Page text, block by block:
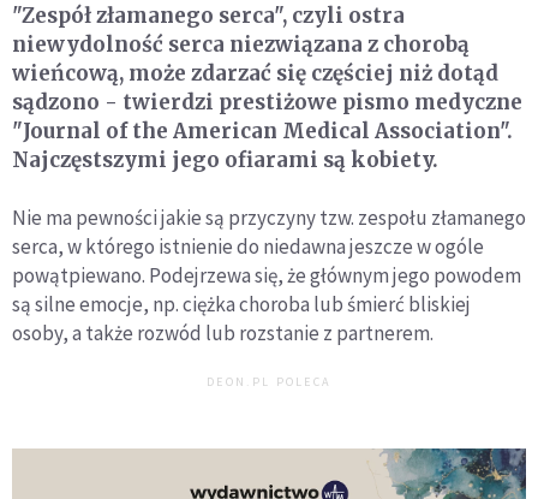
"Zespół złamanego serca", czyli ostra
niewydolność serca niezwiązana z chorobą
wieńcową, może zdarzać się częściej niż dotąd
sądzono - twierdzi prestiżowe pismo medyczne
"Journal of the American Medical Association".
Najczęstszymi jego ofiarami są kobiety.
Nie ma pewności jakie są przyczyny tzw. zespołu złamanego
serca, w którego istnienie do niedawna jeszcze w ogóle
powątpiewano. Podejrzewa się, że głównym jego powodem
są silne emocje, np. ciężka choroba lub śmierć bliskiej
osoby, a także rozwód lub rozstanie z partnerem.
DEON.PL POLECA